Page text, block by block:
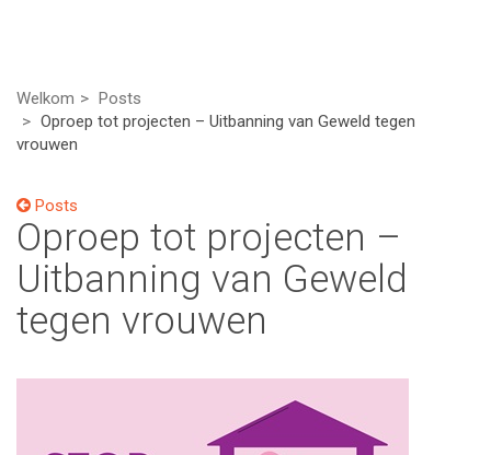
Welkom
Posts
Oproep tot projecten – Uitbanning van Geweld tegen
vrouwen
Posts
Oproep tot projecten –
Uitbanning van Geweld
tegen vrouwen